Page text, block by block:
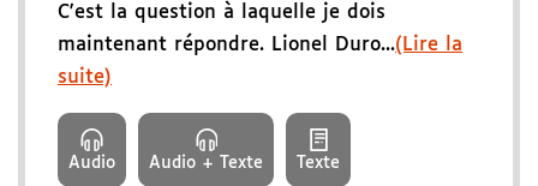
C'est la question à laquelle je dois
maintenant répondre. Lionel Duro...(Lire la
suite)
Audio Audio + Texte Texte